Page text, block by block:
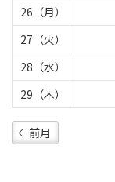
26（月）
27（火）
28（水）
29（木）
前月